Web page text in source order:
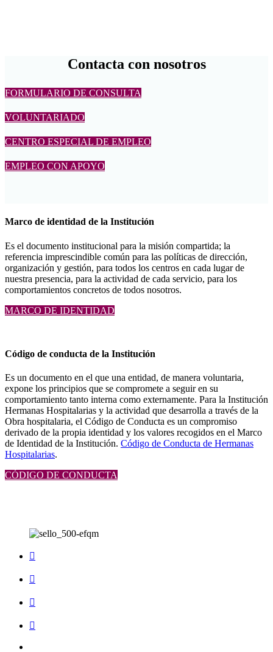
Contacta con nosotros
FORMULARIO DE CONSULTA
VOLUNTARIADO
CENTRO ESPECIAL DE EMPLEO
EMPLEO CON APOYO
Marco de identidad de la Institución
Es el documento institucional para la misión compartida; la
referencia imprescindible común para las políticas de dirección,
organización y gestión, para todos los centros en cada lugar de
nuestra presencia, para la actividad de cada servicio, para los
comportamientos concretos de todos nosotros.
MARCO DE IDENTIDAD
Código de conducta de la Institución
Es un documento en el que una entidad, de manera voluntaria,
expone los principios que se compromete a seguir en su
comportamiento tanto interna como externamente. Para la Institución
Hermanas Hospitalarias y la actividad que desarrolla a través de la
Obra hospitalaria, el Código de Conducta es un compromiso
derivado de la propia identidad y los valores recogidos en el Marco
de Identidad de la Institución. Código de Conducta de Hermanas
Hospitalarias.
CÓDIGO DE CONDUCTA
Volver
navegación
principal